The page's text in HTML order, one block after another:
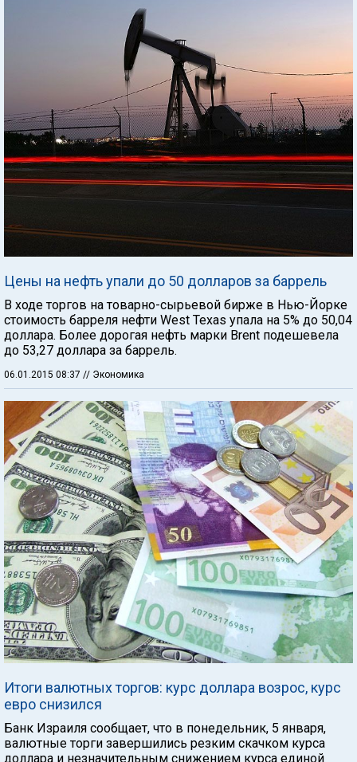
Цены на нефть упали до 50 долларов за баррель
В ходе торгов на товарно-сырьевой бирже в Нью-Йорке
стоимость барреля нефти West Texas упала на 5% до 50,04
доллара. Более дорогая нефть марки Brent подешевела
до 53,27 доллара за баррель.
06.01.2015 08:37 // Экономика
Итоги валютных торгов: курс доллара возрос, курс
евро снизился
Банк Израиля сообщает, что в понедельник, 5 января,
валютные торги завершились резким скачком курса
доллара и незначительным снижением курса единой